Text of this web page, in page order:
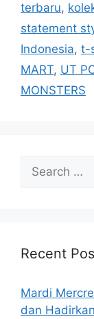
terbaru,
statement
Indonesia, t-
MART, UT
MONSTERS
Search
for:
Recent
Mardi
dan